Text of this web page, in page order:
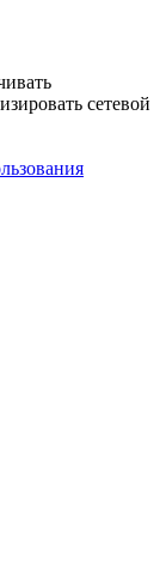
сетевой